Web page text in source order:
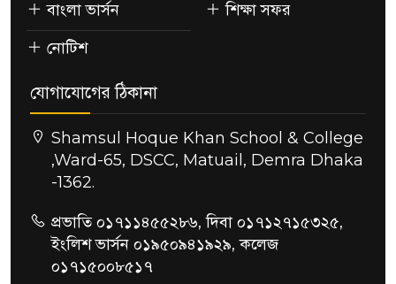
বাংলা ভার্সন
নোটিশ
শিক্ষা সফর
যোগাযোগের ঠিকানা
Shamsul Hoque Khan School & College
,Ward-65, DSCC, Matuail, Demra Dhaka
-1362.
প্রভাতি ০১৭১১৪৫৫২৮৬, দিবা ০১৭১২৭১৫৩২৫,
ইংলিশ ভার্সন ০১৯৫০৯৪১৯২৯, কলেজ
০১৭১৫০০৮৫১৭